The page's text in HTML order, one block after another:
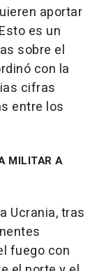
aportar
es un
sobre el
con la
cifras
entre los
MILITAR A
Ucrania, tras
fuego con